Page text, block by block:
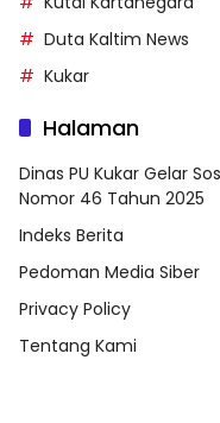
Duta Kaltim News
Kukar
Halaman
Dinas PU Kukar Gelar
Nomor 46 Tahun 2025
Indeks Berita
Pedoman Media Siber
Privacy Policy
Tentang Kami